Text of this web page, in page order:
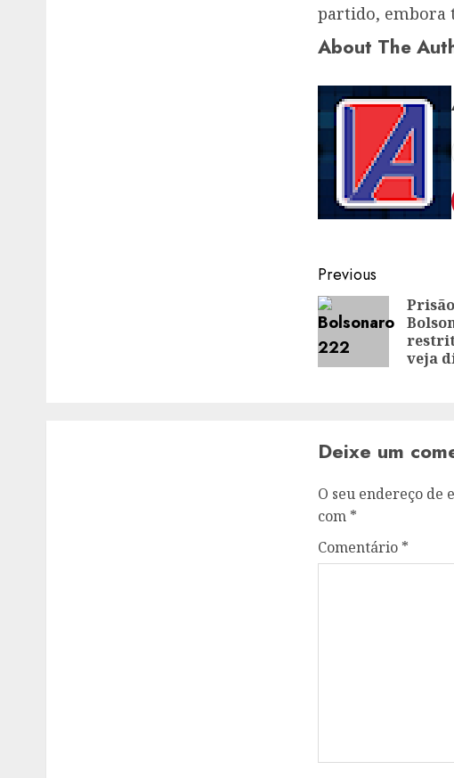
partido, embora
About The
Post
navigation
Previous
veja
Deixe um
O seu endereço de
com *
Comentário *